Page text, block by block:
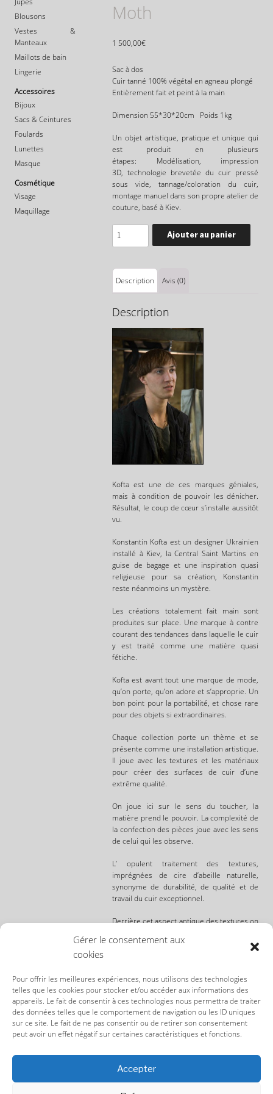
Gérer le consentement aux
cookies
Pour offrir les meilleures expériences, nous utilisons des technologies
telles que les cookies pour stocker et/ou accéder aux informations des
appareils. Le fait de consentir à ces technologies nous permettra de traiter
des données telles que le comportement de navigation ou les ID uniques
sur ce site. Le fait de ne pas consentir ou de retirer son consentement
peut avoir un effet négatif sur certaines caractéristiques et fonctions.
Accepter
Moth
1 500,00€
Sac à dos
Cuir tanné 100% végétal en agneau plongé
Entièrement fait et peint à la main
Dimension 55*30*20cm Poids 1kg
Un objet artistique, pratique et unique qui
est produit en plusieurs
étapes: Modélisation, impression
3D, technologie brevetée du cuir pressé
sous vide, tannage/coloration du cuir,
montage manuel dans son propre atelier de
couture, basé à Kiev.
Ajouter au panier
Description Avis (0)
Description
Kofta est une de ces marques géniales,
mais à condition de pouvoir les dénicher.
Résultat, le coup de cœur s’installe aussitôt
vu.
Konstantin Kofta est un designer Ukrainien
installé à Kiev, la Central Saint Martins en
guise de bagage et une inspiration quasi
religieuse pour sa création, Konstantin
reste néanmoins un mystère.
Les créations totalement fait main sont
produites sur place. Une marque à contre
courant des tendances dans laquelle le cuir
y est traité comme une matière quasi
fétiche.
Kofta est avant tout une marque de mode,
qu’on porte, qu’on adore et s’approprie. Un
bon point pour la portabilité, et chose rare
pour des objets si extraordinaires.
Chaque collection porte un thème et se
présente comme une installation artistique.
Il joue avec les textures et les matériaux
pour créer des surfaces de cuir d’une
extrême qualité.
On joue ici sur le sens du toucher, la
matière prend le pouvoir. La complexité de
la confection des pièces joue avec les sens
de celui qui les observe.
L’ opulent traitement des textures,
imprégnées de cire d’abeille naturelle,
synonyme de durabilité, de qualité et de
travail du cuir exceptionnel.
Derrière cet aspect antique des textures on
modernisme, pour un vestiaire à l’origine
les maîtres mots.
Stéphane Fiorello/Photos Claire Vial/la-
couture.com
Kofta sac Papillon
Blousons
Vestes &
Manteaux
Maillots de bain
Lingerie
Accessoires
Bijoux
Sacs & Ceintures
Foulards
Lunettes
Masque
Cosmétique
Visage
Maquillage
CGU/CGV TERMS & CONDITIONS